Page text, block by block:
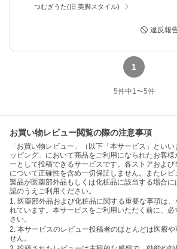
つむぎうた(旧 美脚スタイル)
違反報
1
5件中1〜5件
お買い物レビュー閲覧の際の注意事項
「お買い物レビュー」（以下「本サービス」とい
ッピング」において商品をご利用になられたお客
ーとして投稿できるサービスです。各ストアおよ
について正確性を含め一切保証しません。またレビ
製品が医薬部外品もしくは化粧品に該当する場合
認のうえご利用ください。
1. 医薬部外品および化粧品に関する重要な事項は
れています。本サービスをご利用いただく前に、
さい。
2. 本サービスのレビュー投稿者のほとんどは医療
せん。